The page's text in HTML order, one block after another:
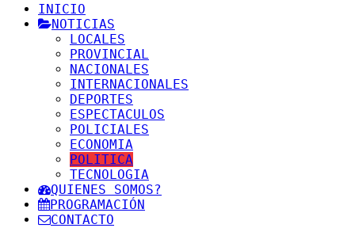
INICIO
NOTICIAS
LOCALES
PROVINCIAL
NACIONALES
INTERNACIONALES
DEPORTES
ESPECTACULOS
POLICIALES
ECONOMIA
POLITICA
TECNOLOGIA
QUIENES SOMOS?
PROGRAMACIÓN
CONTACTO